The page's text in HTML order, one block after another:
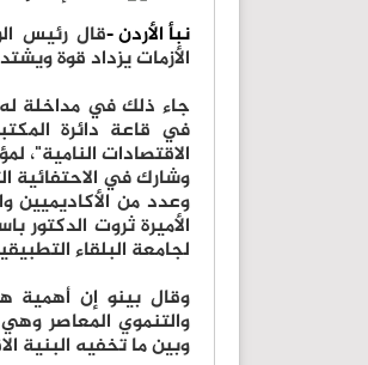
نبأ الأردن -قال رئيس
الأزمات يزداد قوة
جاء ذلك في مداخلة له
في قاعة دائرة
الاقتصادات النامية"،
وشارك في الاحتفائية
وعدد من الأكاديميين
الأميرة ثروت الدكتور
لجامعة البلقاء
وقال بينو إن أهمية
والتنموي المعاصر
وبين ما تخفيه البنية